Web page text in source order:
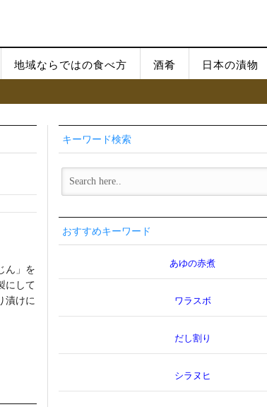
地域ならではの食べ方 酒肴 日本の漬物
ん」を
にして
漬けに
キーワード検索
おすすめキーワード
あゆの赤煮
ワラスボ
だし割り
シラヌヒ